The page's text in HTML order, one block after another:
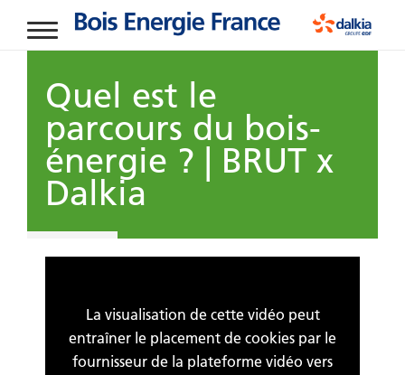
Aller au contenu principal
Quel est le
parcours du bois-
énergie ? | BRUT x
Dalkia
La visualisation de cette vidéo peut
entraîner le placement de cookies par le
fournisseur de la plateforme vidéo vers